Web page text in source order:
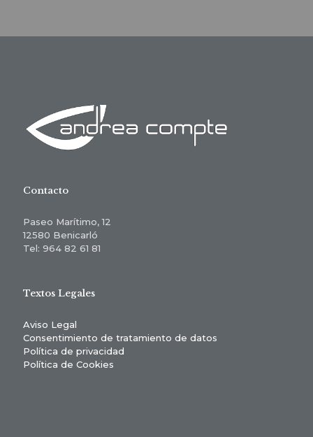
Contacto
Paseo Marítimo, 12
12580 Benicarló
Tel: 964 82 61 81
Textos Legales
Aviso Legal
Consentimiento de tratamiento de datos
Política de privacidad
Política de Cookies